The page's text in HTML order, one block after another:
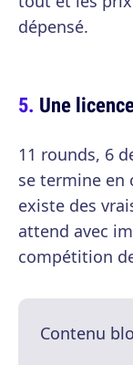
dépensé.
Une
11 rounds, 6
se termine en
existe des
attend avec
compétition
Contenu